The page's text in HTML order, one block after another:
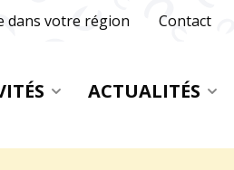
dans votre région Contact
ACTUALITÉS